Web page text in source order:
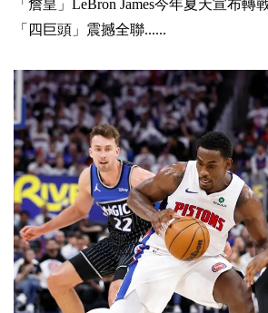
「詹皇」LeBron James今年夏天宣布轉
「四巨頭」震撼全聯......